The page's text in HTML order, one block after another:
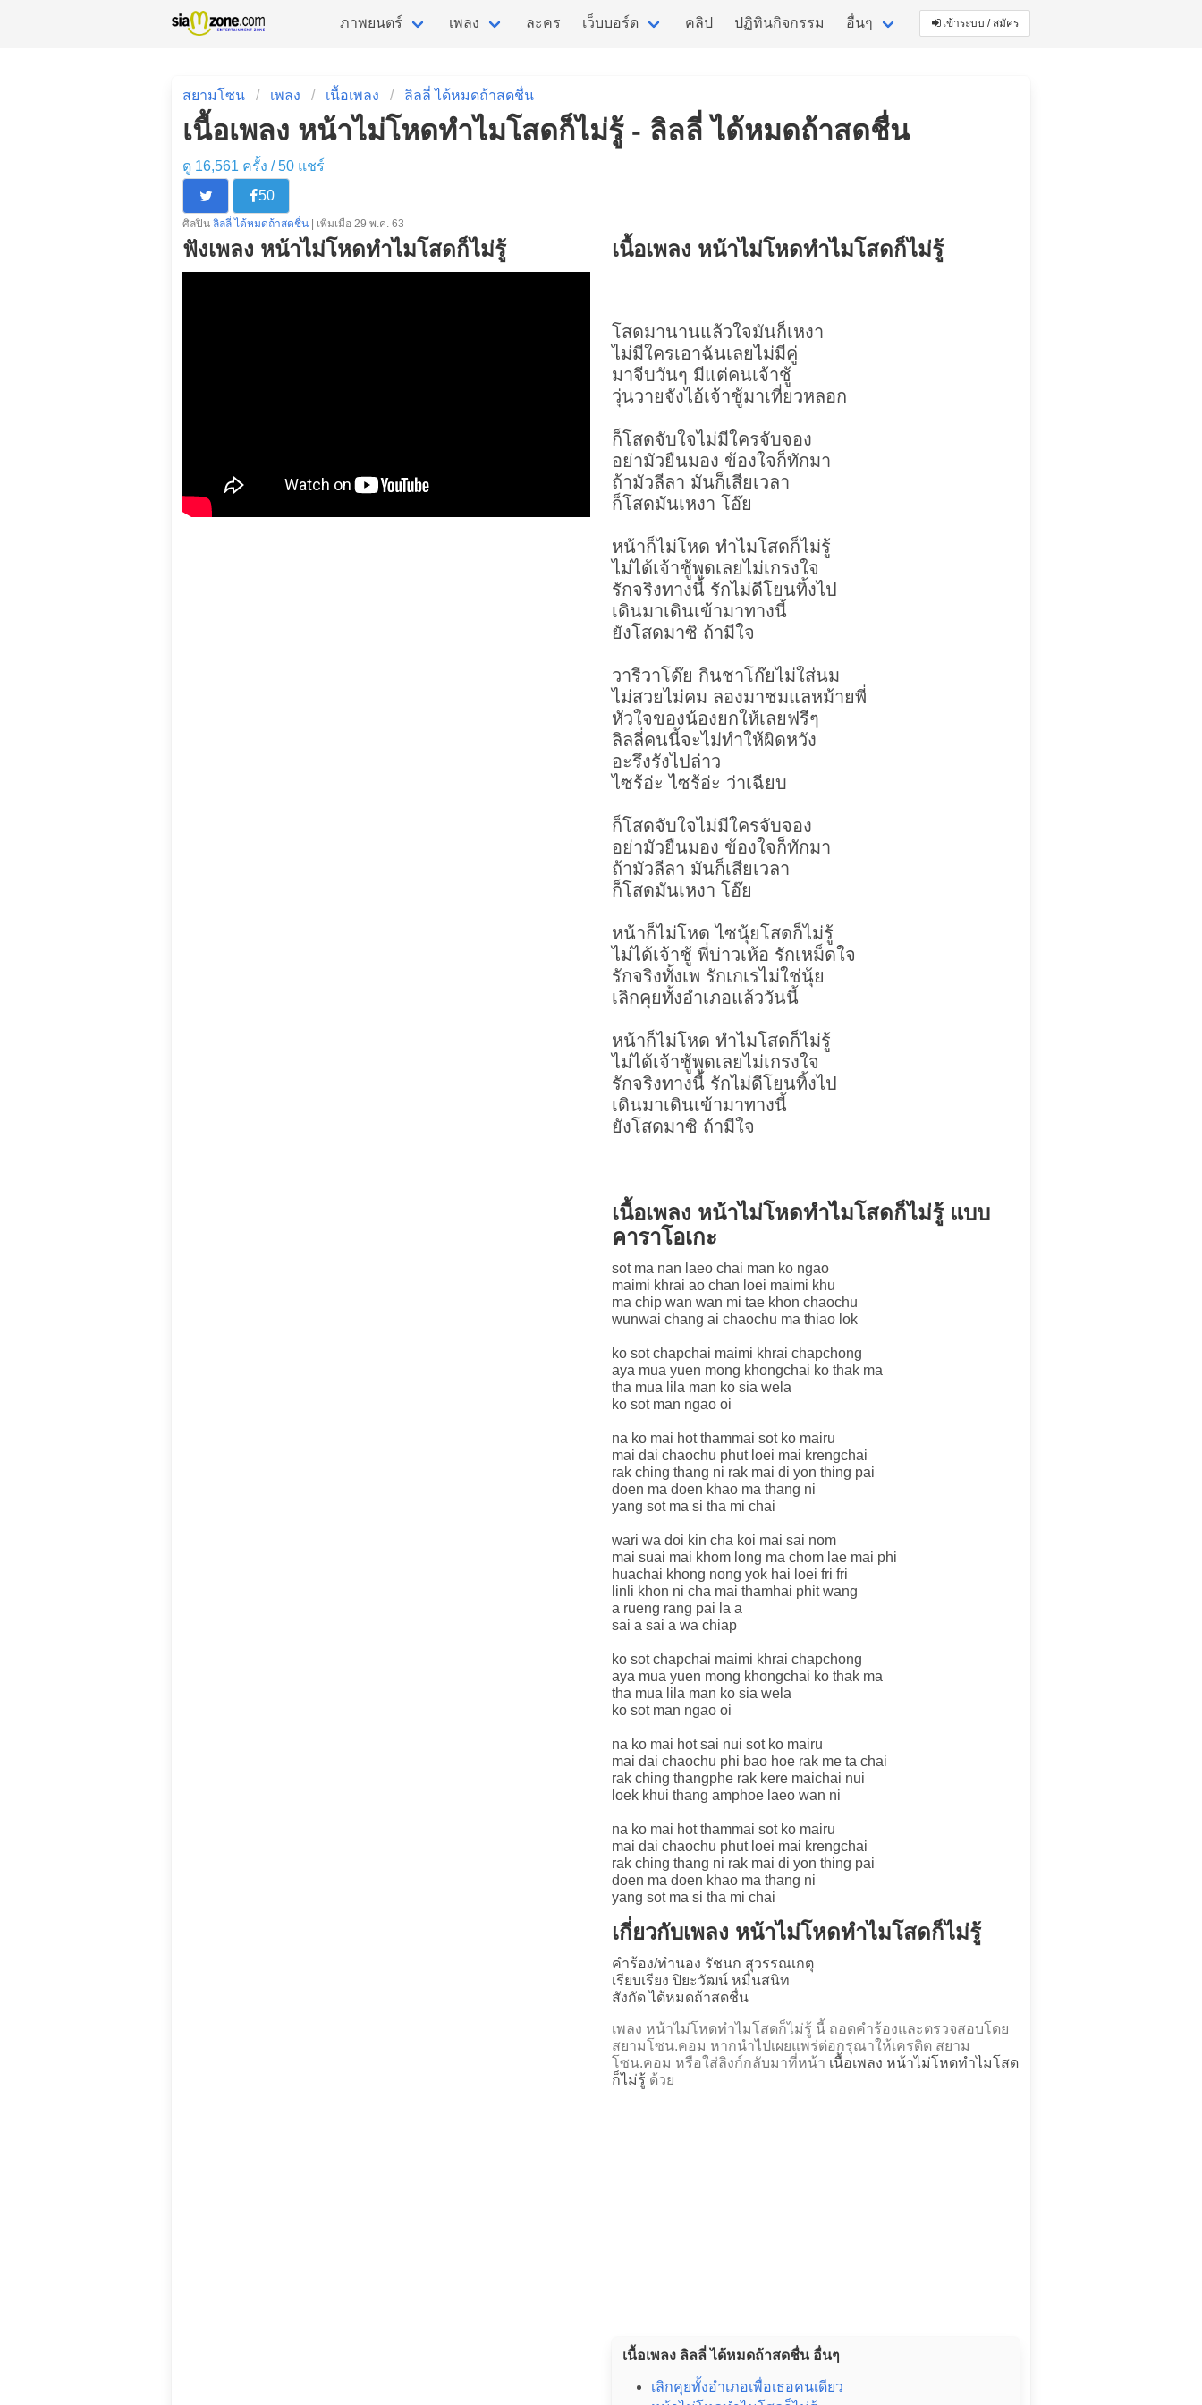
ภาพยนตร์ เพลง ละคร เว็บบอร์ด คลิป ปฏิทินกิจกรรม อื่นๆ เข้าระบบ / สมัคร
สยามโซน เพลง เนื้อเพลง ลิลลี่ ได้หมดถ้าสดชื่น
เนื้อเพลง หน้าไม่โหดทำไมโสดก็ไม่รู้ - ลิลลี่ ได้หมดถ้าสดชื่น
ดู 16,561 ครั้ง /50 แชร์
50
ศิลปิน ลิลลี่ ได้หมดถ้าสดชื่น | เพิ่มเมื่อ 29 พ.ค. 63
ฟังเพลง หน้าไม่โหดทำไมโสดก็ไม่รู้ เนื้อเพลง หน้าไม่โหดทำไมโสดก็ไม่รู้
โสดมานานแล้วใจมันก็เหงา
ไม่มีใครเอาฉันเลยไม่มีคู่
มาจีบวันๆ มีแต่คนเจ้าชู้
วุ่นวายจังไอ้เจ้าชู้มาเที่ยวหลอก
ก็โสดจับใจไม่มีใครจับจอง
อย่ามัวยืนมอง ข้องใจก็ทักมา
ถ้ามัวลีลา มันก็เสียเวลา
ก็โสดมันเหงา โอ๊ย
หน้าก็ไม่โหด ทำไมโสดก็ไม่รู้
ไม่ได้เจ้าชู้พูดเลยไม่เกรงใจ
รักจริงทางนี้ รักไม่ดีโยนทิ้งไป
เดินมาเดินเข้ามาทางนี้
ยังโสดมาซิ ถ้ามีใจ
วารีวาโด๊ย กินชาโก๊ยไม่ใส่นม
ไม่สวยไม่คม ลองมาชมแลหม้ายพี่
หัวใจของน้องยกให้เลยฟรีๆ
ลิลลี่คนนี้จะไม่ทำให้ผิดหวัง
อะรึงรังไปล่าว
ไซร้อ่ะ ไซร้อ่ะ ว่าเฉียบ
ก็โสดจับใจไม่มีใครจับจอง
อย่ามัวยืนมอง ข้องใจก็ทักมา
ถ้ามัวลีลา มันก็เสียเวลา
ก็โสดมันเหงา โอ๊ย
หน้าก็ไม่โหด ไซนุ้ยโสดก็ไม่รู้
ไม่ได้เจ้าชู้ พี่บ่าวเห้อ รักเหม็ดใจ
รักจริงทั้งเพ รักเกเรไม่ใช่นุ้ย
เลิกคุยทั้งอำเภอแล้ววันนี้
หน้าก็ไม่โหด ทำไมโสดก็ไม่รู้
ไม่ได้เจ้าชู้พูดเลยไม่เกรงใจ
รักจริงทางนี้ รักไม่ดีโยนทิ้งไป
เดินมาเดินเข้ามาทางนี้
ยังโสดมาซิ ถ้ามีใจ
เนื้อเพลง หน้าไม่โหดทำไมโสดก็ไม่รู้ แบบ
คาราโอเกะ
sot ma nan laeo chai man ko ngao
maimi khrai ao chan loei maimi khu
ma chip wan wan mi tae khon chaochu
wunwai chang ai chaochu ma thiao lok
ko sot chapchai maimi khrai chapchong
aya mua yuen mong khongchai ko thak ma
tha mua lila man ko sia wela
ko sot man ngao oi
na ko mai hot thammai sot ko mairu
mai dai chaochu phut loei mai krengchai
rak ching thang ni rak mai di yon thing pai
doen ma doen khao ma thang ni
yang sot ma si tha mi chai
wari wa doi kin cha koi mai sai nom
mai suai mai khom long ma chom lae mai phi
huachai khong nong yok hai loei fri fri
linli khon ni cha mai thamhai phit wang
a rueng rang pai la a
sai a sai a wa chiap
ko sot chapchai maimi khrai chapchong
aya mua yuen mong khongchai ko thak ma
tha mua lila man ko sia wela
ko sot man ngao oi
na ko mai hot sai nui sot ko mairu
mai dai chaochu phi bao hoe rak me ta chai
rak ching thangphe rak kere maichai nui
loek khui thang amphoe laeo wan ni
na ko mai hot thammai sot ko mairu
mai dai chaochu phut loei mai krengchai
rak ching thang ni rak mai di yon thing pai
doen ma doen khao ma thang ni
yang sot ma si tha mi chai
เกี่ยวกับเพลง หน้าไม่โหดทำไมโสดก็ไม่รู้
คำร้อง/ทำนอง รัชนก สุวรรณเกตุ
เรียบเรียง ปิยะวัฒน์ หมื่นสนิท
สังกัด ได้หมดถ้าสดชื่น
เพลง หน้าไม่โหดทำไมโสดก็ไม่รู้ นี้ ถอดคำร้องและตรวจสอบโดย
สยามโซน.คอม หากนำไปเผยแพร่ต่อกรุณาให้เครดิต สยาม
โซน.คอม หรือใส่ลิงก์กลับมาที่หน้า เนื้อเพลง หน้าไม่โหดทำไมโสด
ก็ไม่รู้ ด้วย
เนื้อเพลง ลิลลี่ ได้หมดถ้าสดชื่น อื่นๆ
เลิกคุยทั้งอำเภอเพื่อเธอคนเดียว